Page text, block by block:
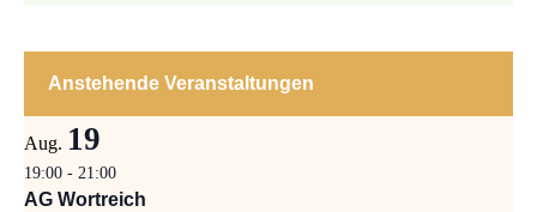
Anstehende Veranstaltungen
Aug. 19
19:00 - 21:00
AG Wortreich